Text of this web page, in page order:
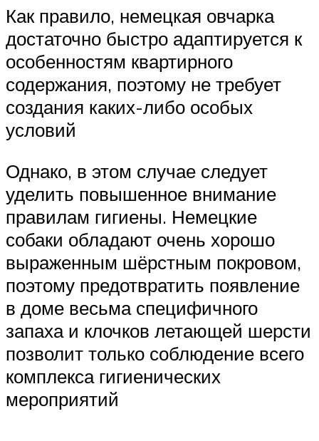
Как правило, немецкая овчарка
достаточно быстро адаптируется к
особенностям квартирного
содержания, поэтому не требует
создания каких-либо особых
условий
Однако, в этом случае следует
уделить повышенное внимание
правилам гигиены. Немецкие
собаки обладают очень хорошо
выраженным шёрстным покровом,
поэтому предотвратить появление
в доме весьма специфичного
запаха и клочков летающей шерсти
позволит только соблюдение всего
комплекса гигиенических
мероприятий